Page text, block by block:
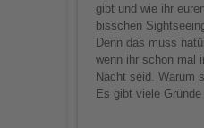
gibt und wie ihr
bisschen
Denn das muss
wenn ihr schon mal
Nacht seid. Warum
Es gibt viele Gründe